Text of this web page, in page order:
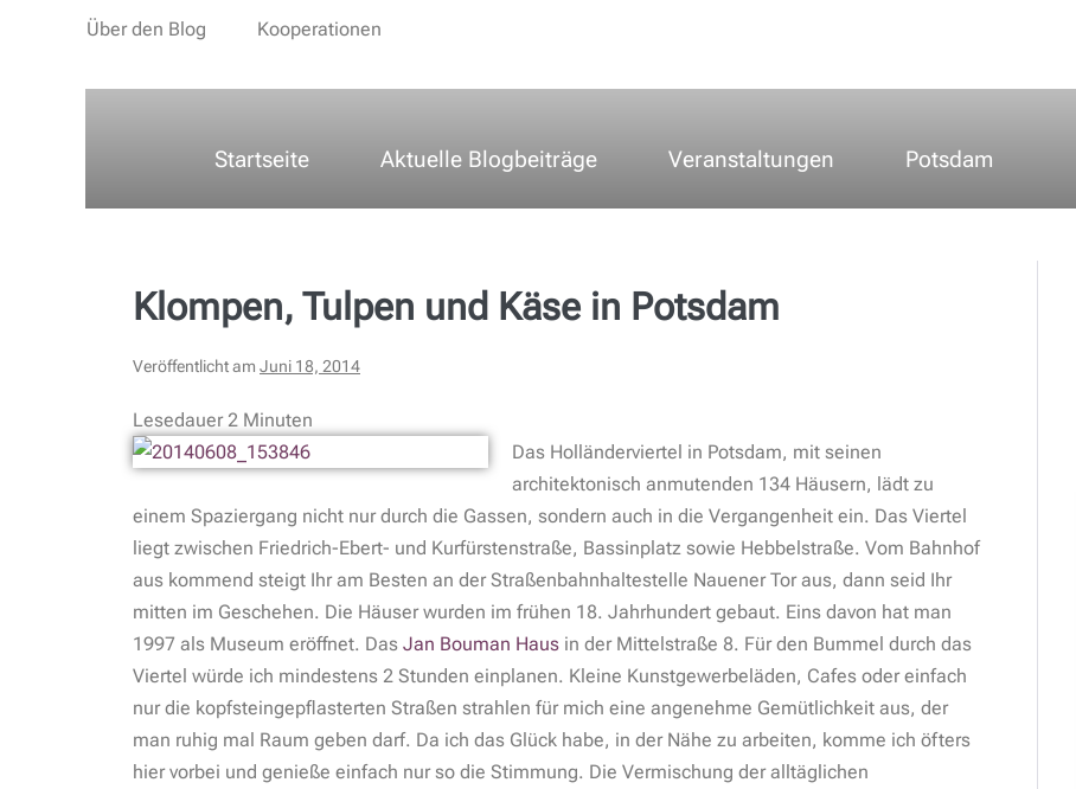
Über den Blog Kooperationen
Startseite Aktuelle Blogbeiträge Veranstaltungen Potsdam
Klompen, Tulpen und Käse in Potsdam
Veröffentlicht am Juni 18, 2014
Lesedauer 2 Minuten
Das Holländerviertel in Potsdam, mit seinen
architektonisch anmutenden 134 Häusern, lädt zu
einem Spaziergang nicht nur durch die Gassen, sondern auch in die Vergangenheit ein. Das Viertel
liegt zwischen Friedrich-Ebert- und Kurfürstenstraße, Bassinplatz sowie Hebbelstraße. Vom Bahnhof
aus kommend steigt Ihr am Besten an der Straßenbahnhaltestelle Nauener Tor aus, dann seid Ihr
mitten im Geschehen. Die Häuser wurden im frühen 18. Jahrhundert gebaut. Eins davon hat man
1997 als Museum eröffnet. Das Jan Bouman Haus in der Mittelstraße 8. Für den Bummel durch das
Viertel würde ich mindestens 2 Stunden einplanen. Kleine Kunstgewerbeläden, Cafes oder einfach
nur die kopfsteingepflasterten Straßen strahlen für mich eine angenehme Gemütlichkeit aus, der
man ruhig mal Raum geben darf. Da ich das Glück habe, in der Nähe zu arbeiten, komme ich öfters
hier vorbei und genieße einfach nur so die Stimmung. Die Vermischung der alltäglichen